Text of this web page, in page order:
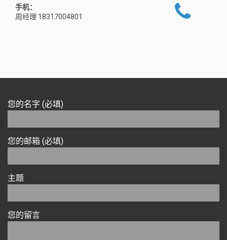
手机：
周经理 18317004801
您的名字 (必填)
您的邮箱 (必填)
主题
您的留言